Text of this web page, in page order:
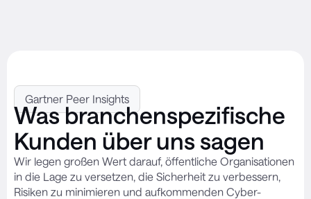
Gartner Peer Insights
Was branchenspezifische
Kunden über uns sagen
Wir legen großen Wert darauf, öffentliche Organisationen
in die Lage zu versetzen, die Sicherheit zu verbessern,
Risiken zu minimieren und aufkommenden Cyber-